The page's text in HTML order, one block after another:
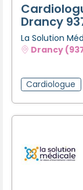
Drancy
La Solution
Drancy
Cardiologue